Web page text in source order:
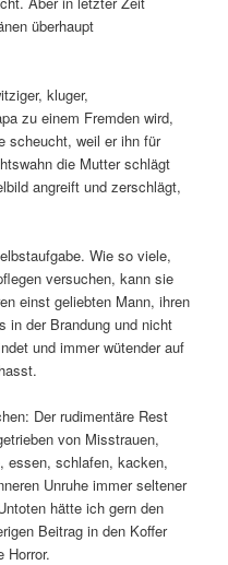
überhaupt
kluger,
zu einem Fremden wird,
scheucht, weil er ihn für
die Mutter schlägt
angreift und zerschlägt,
Wie so viele,
versuchen, kann sie
einst geliebten Mann, ihren
in der Brandung und nicht
und immer wütender auf
Der rudimentäre Rest
von Misstrauen,
essen, schlafen, kacken,
Unruhe immer seltener
hätte ich gern den
Beitrag in den Koffer
Horror.